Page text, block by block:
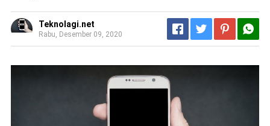
Teknolagi.net
Rabu, Desember 09, 2020